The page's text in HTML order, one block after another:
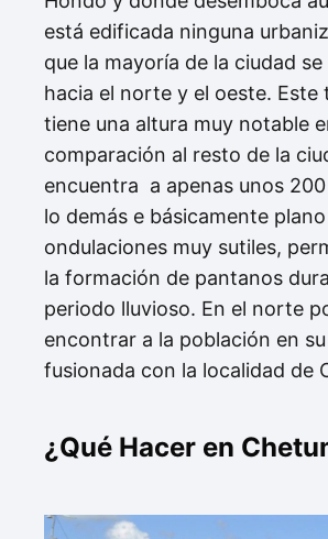
está edificada ninguna
que la mayoría de la ciudad
hacia el norte y el oeste.
tiene una altura muy notable
comparación al resto de la
encuentra a apenas unos
lo demás e básicamente
ondulaciones muy sutiles,
la formación de pantanos
periodo lluvioso. En el norte
encontrar a la población en
fusionada con la localidad de
¿Qué Hacer en